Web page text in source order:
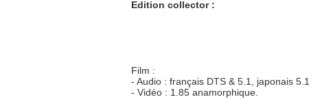
Edition collector :
Film :
- Audio : français DTS & 5.1, japonais 5.1
- Vidéo : 1.85 anamorphique.